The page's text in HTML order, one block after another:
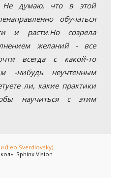
Не думаю, что в этой
обучаться
и расти.Но созрела
желаний - все
всегда с какой-то
-нибудь неучтенным
ли, какие практики
научиться с этим
(Leo Sverdlovsky)
Sphinx Vision